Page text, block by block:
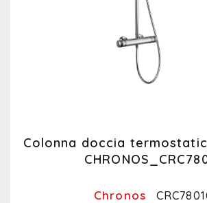
Colonna doccia
Chronos